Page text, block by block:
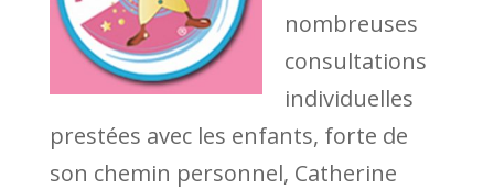
nombreuses
consultations
individuelles
prestées avec les enfants, forte de
son chemin personnel, Catherine